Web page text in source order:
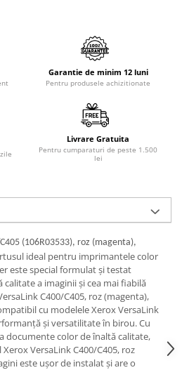
Garantie de minim 12 luni
Pentru produsele achizitionate
Livrare Gratuita
Pentru cumparaturi de peste 1.500
lei
(106R03533), roz (magenta),
ideal pentru imprimantele color
este special formulat și testat
a imaginii și cea mai fiabilă
C400/C405, roz (magenta),
cu modelele Xerox VersaLink
și versatilitate în birou. Cu
documente color de înaltă calitate,
VersaLink C400/C405, roz
este ușor de instalat și are o